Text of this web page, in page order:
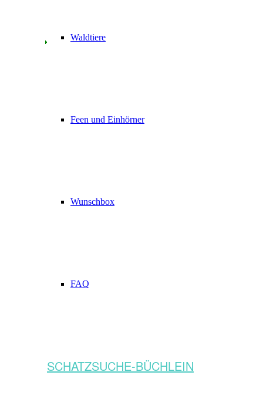
Waldtiere
Feen und Einhörner
Wunschbox
FAQ
SCHATZSUCHE-BÜCHLEIN